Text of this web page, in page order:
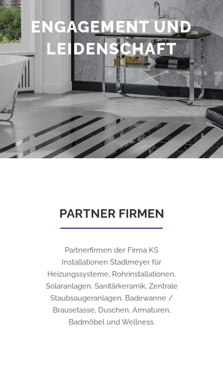
ENGAGEMENT UND
LEIDENSCHAFT
PARTNER FIRMEN
Partnerfirmen der Firma KS
Installationen Stadlmeyer für
Heizungssysteme, Rohrinstallationen,
Solaranlagen, Sanitärkeramik, Zentrale
Staubsaugeranlagen, Badewanne /
Brausetasse, Duschen, Armaturen,
Badmöbel und Wellness.